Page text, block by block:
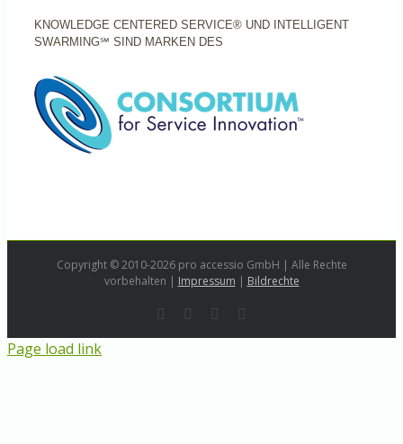
KNOWLEDGE CENTERED SERVICE® UND INTELLIGENT
SWARMING℠ SIND MARKEN DES
Copyright © 2010-2026 pro accessio GmbH | Alle Rechte
vorbehalten | Impressum | Bildrechte
LinkedInInstagram
Page load link